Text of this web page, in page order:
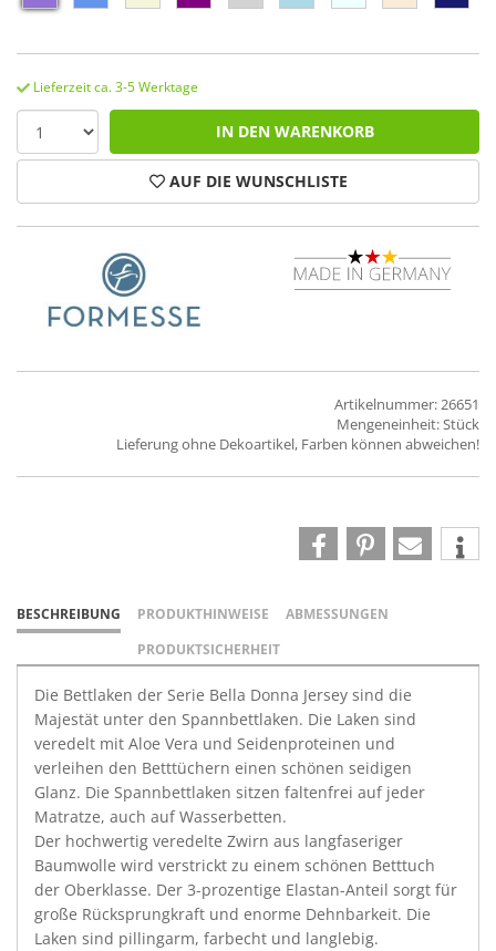
Lieferzeit ca. 3-5 Werktage
IN DEN WARENKORB
AUF DIE WUNSCHLISTE
Artikelnummer: 26651
Mengeneinheit: Stück
Lieferung ohne Dekoartikel, Farben können abweichen!
BESCHREIBUNG PRODUKTHINWEISE
ABMESSUNGEN
PRODUKTSICHERHEIT
Die Bettlaken der Serie Bella Donna Jersey sind die
Majestät unter den Spannbettlaken. Die Laken sind
veredelt mit Aloe Vera und Seidenproteinen und
verleihen den Betttüchern einen schönen seidigen
Glanz. Die Spannbettlaken sitzen faltenfrei auf jeder
Matratze, auch auf Wasserbetten.
Der hochwertig veredelte Zwirn aus langfaseriger
Baumwolle wird verstrickt zu einem schönen Betttuch
der Oberklasse. Der 3-prozentige Elastan-Anteil sorgt für
große Rücksprungkraft und enorme Dehnbarkeit. Die
Laken sind pillingarm, farbecht und langlebig.